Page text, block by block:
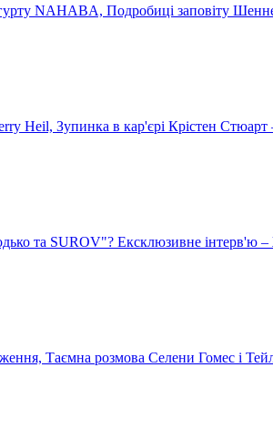
NAHABA, Подробиці заповіту
Heil, Зупинка в кар'єрі Крістен
та SUROV"? Ексклюзивне інтерв'ю
Таємна розмова Селени Гомес і